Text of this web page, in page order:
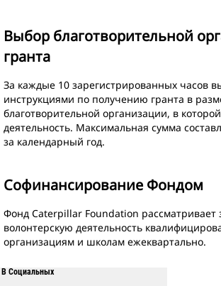
Выбор благотворительной
гранта
За каждые 10 зарегистрированных часов
инструкциями по получению гранта в
благотворительной организации, в
деятельность. Максимальная сумма
за календарный год.
Софинансирование Фондом
Фонд Caterpillar Foundation рассматривает
волонтерскую деятельность
организациям и школам ежеквартально.
Социальных